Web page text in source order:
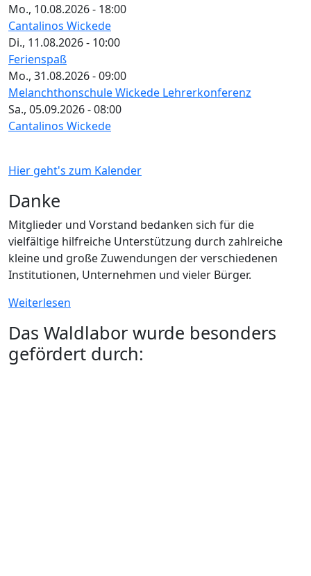
Mo., 10.08.2026 - 18:00
Cantalinos Wickede
Di., 11.08.2026 - 10:00
Ferienspaß
Mo., 31.08.2026 - 09:00
Melanchthonschule Wickede Lehrerkonferenz
Sa., 05.09.2026 - 08:00
Cantalinos Wickede
Hier geht's zum Kalender
Danke
Mitglieder und Vorstand bedanken sich für die
vielfältige hilfreiche Unterstützung durch zahlreiche
kleine und große Zuwendungen der verschiedenen
Institutionen, Unternehmen und vieler Bürger.
Weiterlesen
Das Waldlabor wurde besonders
gefördert durch: